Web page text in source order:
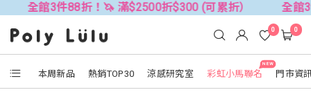
3件88折！🦄 滿$2500折$300 (可累折） 全館3件88
本周新品 熱銷TOP30 涼感研究室
NEW
彩虹小馬聯名 門市資
0 0